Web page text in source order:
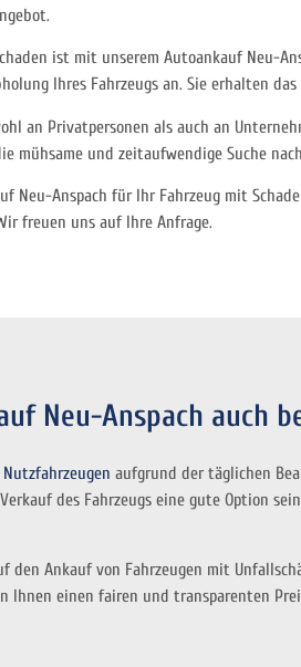
ist mit unserem Autoankauf Neu-
Ihres Fahrzeugs an. Sie erhalten
an Privatpersonen als auch an
mühsame und zeitaufwendige Suche
Neu-Anspach für Ihr Fahrzeug mit
freuen uns auf Ihre Anfrage.
Neu-Anspach auch
Nutzfahrzeugen aufgrund der täglichen
des Fahrzeugs eine gute Option
den Ankauf von Fahrzeugen mit
Ihnen einen fairen und transparenten